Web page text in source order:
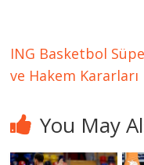
ING Basketbol
ve Hakem Kararları
You May